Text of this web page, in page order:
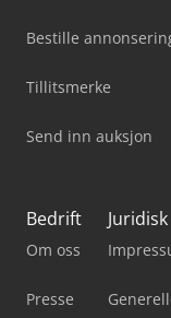
Bestille
Tillitsmerke
Send inn auksjon
Bedrift
Om oss
Presse